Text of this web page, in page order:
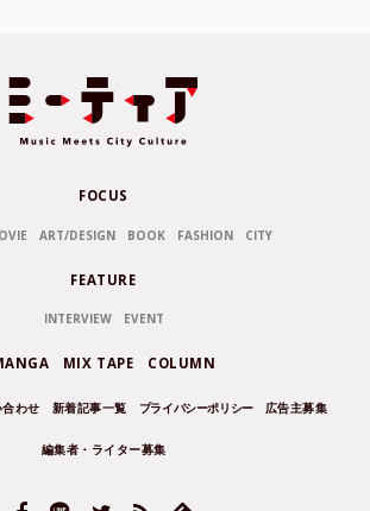
FOCUS
ART/DESIGN BOOK FASHION CITY
FEATURE
INTERVIEW EVENT
MIX TAPE COLUMN
わせ 新着記事一覧 プライバシーポリシー 広告主募集
編集者・ライター募集